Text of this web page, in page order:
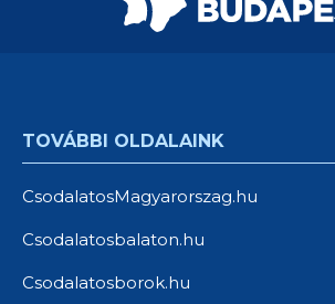
TOVÁBBI OLDALAINK
CsodalatosMagyarorszag.hu
Csodalatosbalaton.hu
Csodalatosborok.hu